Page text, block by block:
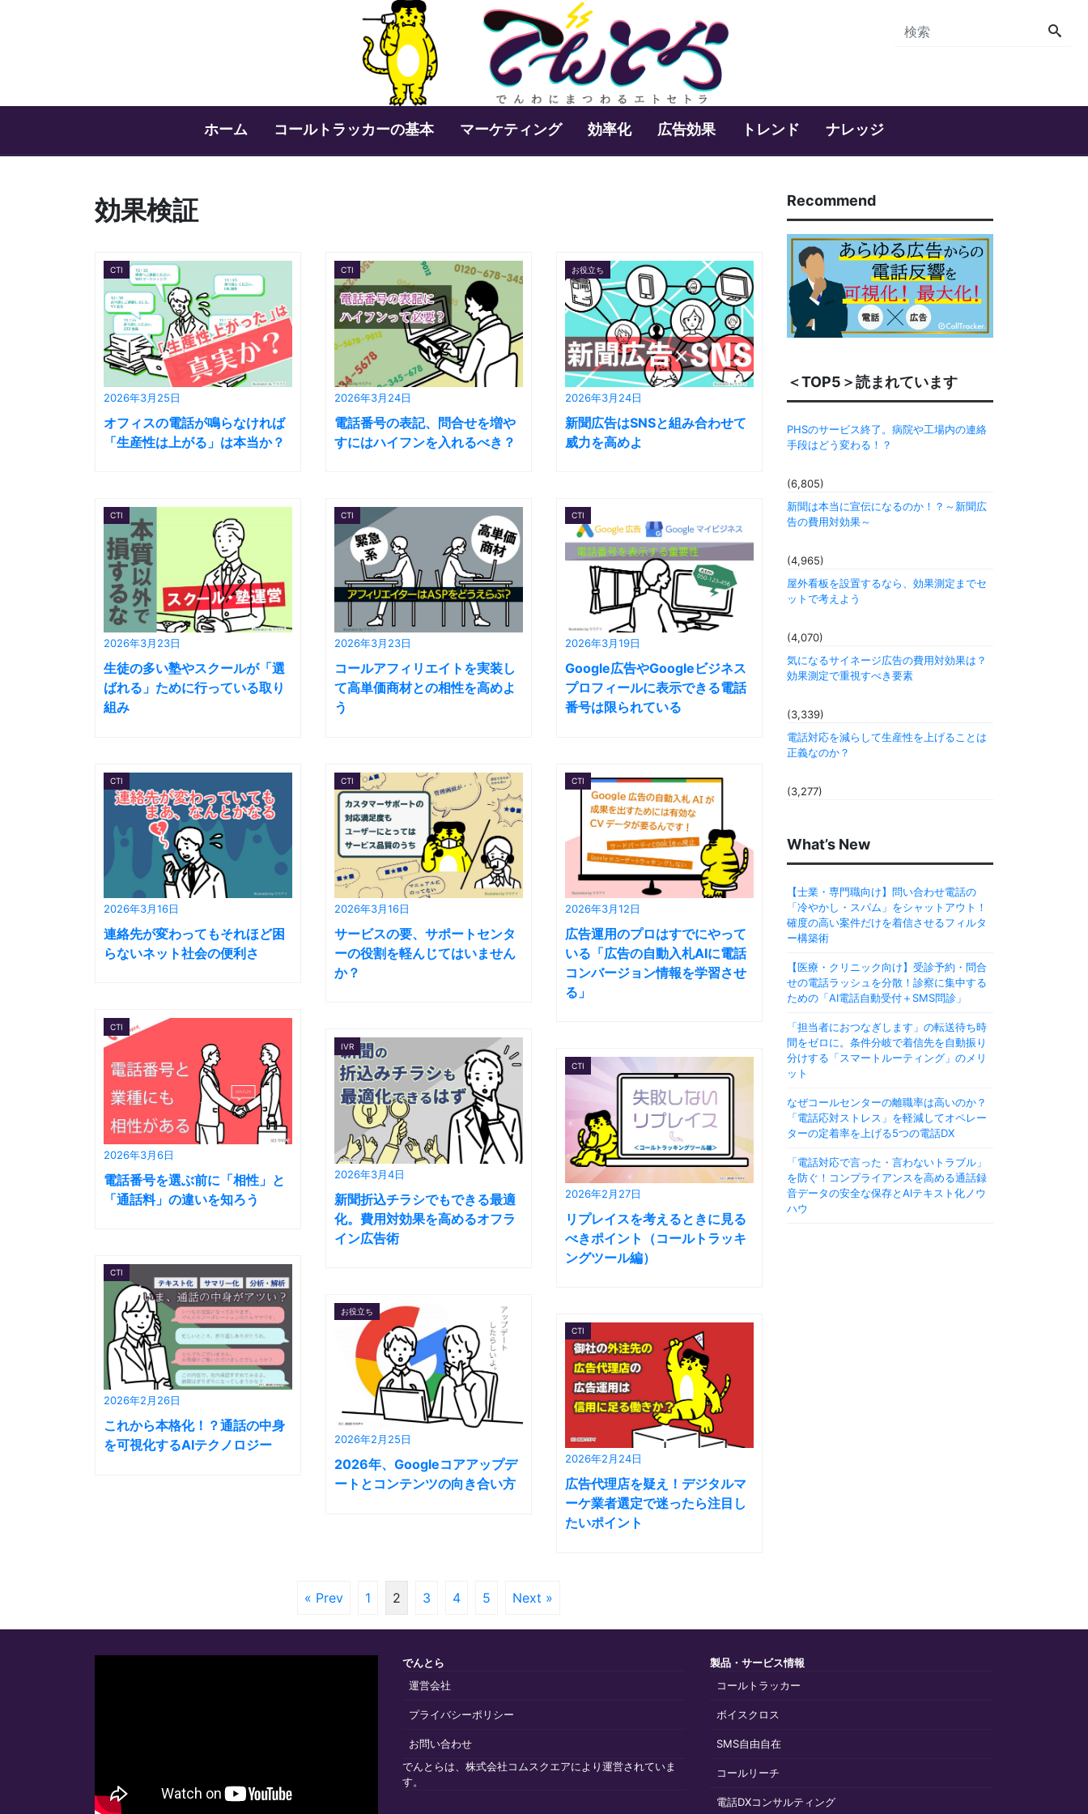
ホーム コールトラッカーの基本 マーケティング 効率化 広告効果 トレンド ナレッジ
効果検証
2026年3月25日
CTI
オフィスの電話が鳴らなければ
「生産性は上がる」は本当か？
2026年3月24日
CTI
電話番号の表記、問合せを増や
すにはハイフンを入れるべき？
2026年3月24日
お役立ち
新聞広告はSNSと組み合わせて
威力を高めよ
2026年3月23日
CTI
生徒の多い塾やスクールが「選
ばれる」ために行っている取り
組み
2026年3月23日
CTI
コールアフィリエイトを実装し
て高単価商材との相性を高めよ
う
2026年3月19日
CTI
Google広告やGoogleビジネス
プロフィールに表示できる電話
番号は限られている
2026年3月16日
CTI
連絡先が変わってもそれほど困
らないネット社会の便利さ
2026年3月16日
CTI
サービスの要、サポートセンタ
ーの役割を軽んじてはいません
か？
2026年3月12日
CTI
広告運用のプロはすでにやって
いる「広告の自動入札AIに電話
コンバージョン情報を学習させ
る」
2026年3月6日
CTI
電話番号を選ぶ前に「相性」と
「通話料」の違いを知ろう
2026年3月4日
IVR
新聞折込チラシでもできる最適
化。費用対効果を高めるオフラ
イン広告術
2026年2月27日
CTI
リプレイスを考えるときに見る
べきポイント（コールトラッキ
ングツール編）
2026年2月26日
CTI
これから本格化！？通話の中身
を可視化するAIテクノロジー
2026年2月25日
お役立ち
2026年、Googleコアアップデ
ートとコンテンツの向き合い方
2026年2月24日
CTI
広告代理店を疑え！デジタルマ
ーケ業者選定で迷ったら注目し
たいポイント
« Prev 1 2 3 4 5 Next »
Recommend
＜TOP5＞読まれています
PHSのサービス終了。病院や工場内の連絡
手段はどう変わる！？
(6,805)
新聞は本当に宣伝になるのか！？～新聞広
告の費用対効果～
(4,965)
屋外看板を設置するなら、効果測定までセ
ットで考えよう
(4,070)
気になるサイネージ広告の費用対効果は？
効果測定で重視すべき要素
(3,339)
電話対応を減らして生産性を上げることは
正義なのか？
(3,277)
What’s New
【士業・専門職向け】問い合わせ電話の
「冷やかし・スパム」をシャットアウト！
確度の高い案件だけを着信させるフィルタ
ー構築術
【医療・クリニック向け】受診予約・問合
せの電話ラッシュを分散！診察に集中する
ための「AI電話自動受付＋SMS問診」
「担当者におつなぎします」の転送待ち時
間をゼロに。条件分岐で着信先を自動振り
分けする「スマートルーティング」のメリ
ット
なぜコールセンターの離職率は高いのか？
「電話応対ストレス」を軽減してオペレー
ターの定着率を上げる5つの電話DX
「電話対応で言った・言わないトラブル」
を防ぐ！コンプライアンスを高める通話録
音データの安全な保存とAIテキスト化ノウ
ハウ
でんとら
運営会社
プライバシーポリシー
お問い合わせ
でんとらは、株式会社コムスクエアにより運営されていま
す。
製品・サービス情報
コールトラッカー
ボイスクロス
SMS自由自在
コールリーチ
電話DXコンサルティング